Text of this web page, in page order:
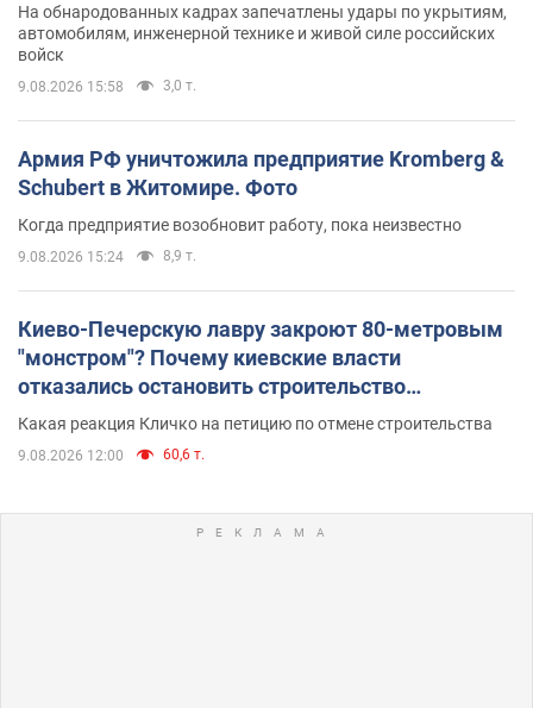
На обнародованных кадрах запечатлены удары по укрытиям,
автомобилям, инженерной технике и живой силе российских
войск
9.08.2026 15:58 3,0 т.
Армия РФ уничтожила предприятие Kromberg &
Schubert в Житомире. Фото
Когда предприятие возобновит работу, пока неизвестно
9.08.2026 15:24 8,9 т.
Киево-Печерскую лавру закроют 80-метровым
"монстром"? Почему киевские власти
отказались остановить строительство
небоскреба "московского верующего"
Какая реакция Кличко на петицию по отмене строительства
9.08.2026 12:00 60,6 т.